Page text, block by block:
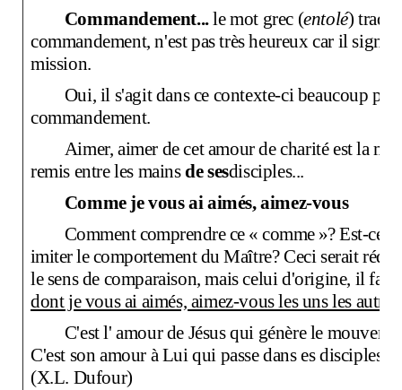
Commandement...le mot grec (entolé)
commandement, n'est pas très heureux car il
mission.
Oui, il s'agit dans ce contexte-ci beaucoup
commandement.
Aimer, aimer de cet amour de charité est la
remis entre les mainsde sesdisciples...
Comme je vous ai aimés, aimez-vous
Comment comprendre ce « comme »? Est-ce
imiter le comportement du Maître? Ceci serait
le sens de comparaison, mais celui d'origine, il
dont je vous ai aimés, aimez-vous les uns les
C'est l' amour de Jésus qui génère le
C'est son amour à Lui qui passe dans es disciples
(X.L. Dufour)